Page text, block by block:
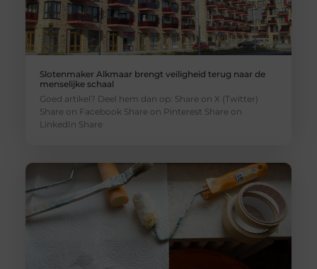
Slotenmaker Alkmaar brengt veiligheid terug naar de
menselijke schaal
Goed artikel? Deel hem dan op: Share on X (Twitter)
Share on Facebook Share on Pinterest Share on
LinkedIn Share